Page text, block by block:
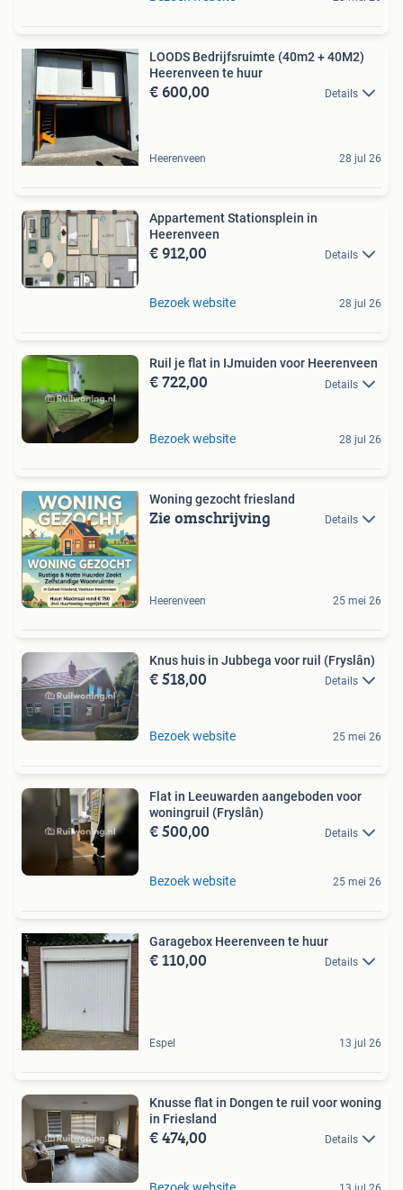
LOODS Bedrijfsruimte (40m2 + 40M2)
Heerenveen te huur
€ 600,00 Details
Heerenveen 28 jul 26
Appartement Stationsplein in
Heerenveen
€ 912,00 Details
Bezoek website 28 jul 26
Ruil je flat in IJmuiden voor Heerenveen
€ 722,00 Details
Bezoek website 28 jul 26
Woning gezocht friesland
Zie omschrijving Details
Heerenveen 25 mei 26
Knus huis in Jubbega voor ruil (Fryslân)
€ 518,00 Details
Bezoek website 25 mei 26
Flat in Leeuwarden aangeboden voor
woningruil (Fryslân)
€ 500,00 Details
Bezoek website 25 mei 26
Garagebox Heerenveen te huur
€ 110,00 Details
Espel 13 jul 26
Knusse flat in Dongen te ruil voor woning
in Friesland
€ 474,00 Details